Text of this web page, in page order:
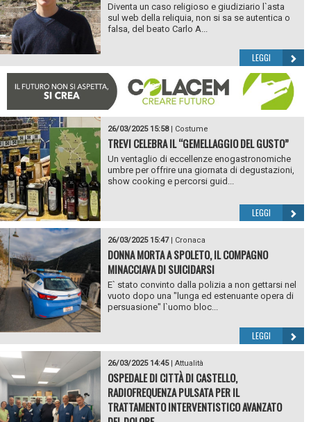
Diventa un caso religioso e giudiziario l`asta
sul web della reliquia, non si sa se autentica o
falsa, del beato Carlo A...
LEGGI
26/03/2025 15:58| Costume
TREVI CELEBRA IL “GEMELLAGGIO DEL GUSTO”
Un ventaglio di eccellenze enogastronomiche
umbre per offrire una giornata di degustazioni,
show cooking e percorsi guid...
LEGGI
26/03/2025 15:47| Cronaca
DONNA MORTA A SPOLETO, IL COMPAGNO
MINACCIAVA DI SUICIDARSI
E` stato convinto dalla polizia a non gettarsi nel
vuoto dopo una "lunga ed estenuante opera di
persuasione" l`uomo bloc...
LEGGI
26/03/2025 14:45| Attualità
OSPEDALE DI CITTÀ DI CASTELLO,
RADIOFREQUENZA PULSATA PER IL
TRATTAMENTO INTERVENTISTICO AVANZATO